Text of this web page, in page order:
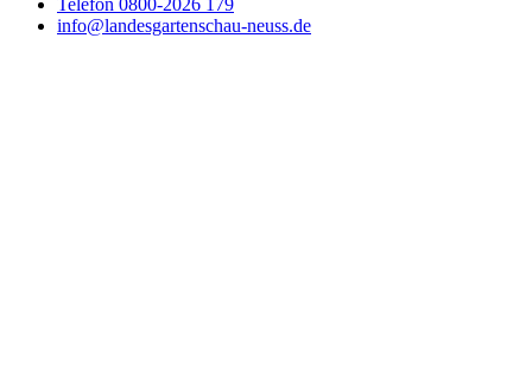
Telefon 0800-2026 179
info@landesgartenschau-neuss.de